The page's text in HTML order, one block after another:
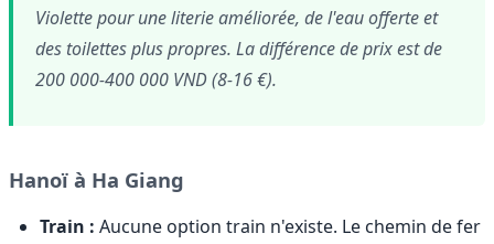
Violette pour une literie améliorée, de l'eau offerte et
des toilettes plus propres. La différence de prix est de
200 000-400 000 VND (8-16 €).
Hanoï à Ha Giang
Train : Aucune option train n'existe. Le chemin de fer